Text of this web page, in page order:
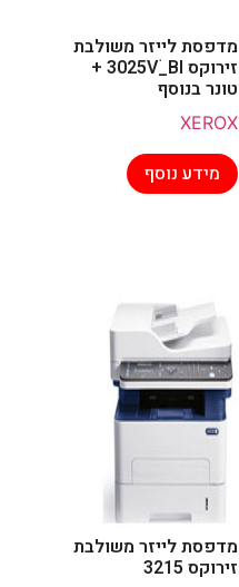
מדפסת לייזר משולבת
זירוקס 3025Vֹ_BI +
טונר בנוסף
XEROX
מידע נוסף
מדפסת לייזר משולבת
זירוקס 3215